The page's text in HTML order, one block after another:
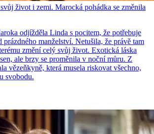
život i zemi. Marocká pohádka se změnila
odjížděla Linda s pocitem, že potřebuje
manželství. Netušila, že právě tam
změní celý svůj život. Exotická láska
ale brzy se proměnila v noční můru. Z
vězeňkyně, která musela riskovat všechno,
svobodu.